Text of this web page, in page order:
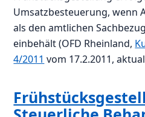
Umsatzbesteuerung, wenn
als den amtlichen
einbehält (OFD Rheinland,
4/2011 vom 17.2.2011,